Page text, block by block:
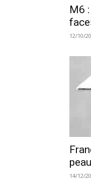
M6
12/10/
14/12/